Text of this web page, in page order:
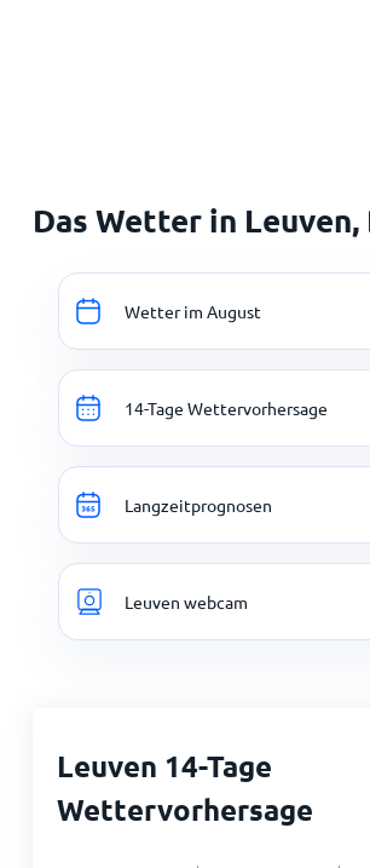
Das Wetter in Leuven,
Wetter im August
14-Tage Wettervorhersage
Langzeitprognosen
Leuven webcam
Leuven 14-Tage
Wettervorhersage